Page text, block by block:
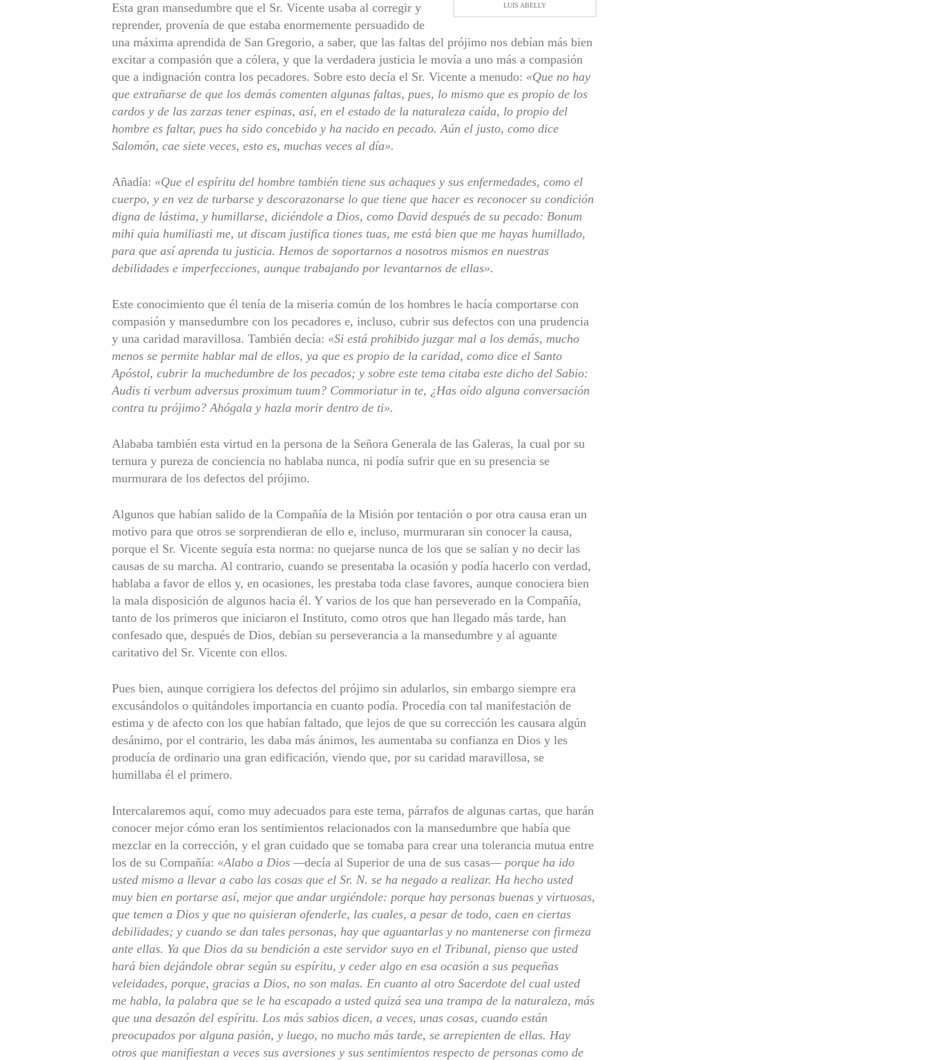
LUIS ABELLY
Esta gran mansedumbre que el Sr. Vicente usaba al corregir y
reprender, provenía de que estaba enormemente persuadido de
una máxima aprendida de San Gregorio, a saber, que las faltas del prójimo nos debían más bien
excitar a compasión que a cólera, y que la verdadera justicia le movía a uno más a compasión
que a indignación contra los pecadores. Sobre esto decía el Sr. Vicente a menudo: «Que no hay
que extrañarse de que los demás comenten algunas faltas, pues, lo mismo que es propio de los
cardos y de las zarzas tener espinas, así, en el estado de la naturaleza caída, lo propio del
hombre es faltar, pues ha sido concebido y ha nacido en pecado. Aún el justo, como dice
Salomón, cae siete veces, esto es, muchas veces al día».
Añadía: «Que el espíritu del hombre también tiene sus achaques y sus enfermedades, como el
cuerpo, y en vez de turbarse y descorazonarse lo que tiene que hacer es reconocer su condición
digna de lástima, y humillarse, diciéndole a Dios, como David después de su pecado: Bonum
mihi quia humiliasti me, ut discam justifica tiones tuas, me está bien que me hayas humillado,
para que así aprenda tu justicia. Hemos de soportarnos a nosotros mismos en nuestras
debilidades e imperfecciones, aunque trabajando por levantarnos de ellas».
Este conocimiento que él tenía de la miseria común de los hombres le hacía comportarse con
compasión y mansedumbre con los pecadores e, incluso, cubrir sus defectos con una prudencia
y una caridad maravillosa. También decía: «Si está prohibido juzgar mal a los demás, mucho
menos se permite hablar mal de ellos, ya que es propio de la caridad, como dice el Santo
Apóstol, cubrir la muchedumbre de los pecados; y sobre este tema citaba este dicho del Sabio:
Audis ti verbum adversus proximum tuum? Commoriatur in te, ¿Has oído alguna conversación
contra tu prójimo? Ahógala y hazla morir dentro de ti».
Alababa también esta virtud en la persona de la Señora Generala de las Galeras, la cual por su
ternura y pureza de conciencia no hablaba nunca, ni podía sufrir que en su presencia se
murmurara de los defectos del prójimo.
Algunos que habían salido de la Compañía de la Misión por tentación o por otra causa eran un
motivo para que otros se sorprendieran de ello e, incluso, murmuraran sin conocer la causa,
porque el Sr. Vicente seguía esta norma: no quejarse nunca de los que se salían y no decir las
causas de su marcha. Al contrario, cuando se presentaba la ocasión y podía hacerlo con verdad,
hablaba a favor de ellos y, en ocasiones, les prestaba toda clase favores, aunque conociera bien
la mala disposición de algunos hacia él. Y varios de los que han perseverado en la Compañía,
tanto de los primeros que iniciaron el Instituto, como otros que han llegado más tarde, han
confesado que, después de Dios, debían su perseverancia a la mansedumbre y al aguante
caritativo del Sr. Vicente con ellos.
Pues bien, aunque corrigiera los defectos del prójimo sin adularlos, sin embargo siempre era
excusándolos o quitándoles importancia en cuanto podía. Procedía con tal manifestación de
estima y de afecto con los que habían faltado, que lejos de que su corrección les causara algún
desánimo, por el contrario, les daba más ánimos, les aumentaba su confianza en Dios y les
producía de ordinario una gran edificación, viendo que, por su caridad maravillosa, se
humillaba él el primero.
Intercalaremos aquí, como muy adecuados para este tema, párrafos de algunas cartas, que harán
conocer mejor cómo eran los sentimientos relacionados con la mansedumbre que había que
mezclar en la corrección, y el gran cuidado que se tomaba para crear una tolerancia mutua entre
los de su Compañía: «Alabo a Dios —decía al Superior de una de sus casas— porque ha ido
usted mismo a llevar a cabo las cosas que el Sr. N. se ha negado a realizar. Ha hecho usted
muy bien en portarse así, mejor que andar urgiéndole: porque hay personas buenas y virtuosas,
que temen a Dios y que no quisieran ofenderle, las cuales, a pesar de todo, caen en ciertas
debilidades; y cuando se dan tales personas, hay que aguantarlas y no mantenerse con firmeza
ante ellas. Ya que Dios da su bendición a este servidor suyo en el Tribunal, pienso que usted
hará bien dejándole obrar según su espíritu, y ceder algo en esa ocasión a sus pequeñas
veleidades, porque, gracias a Dios, no son malas. En cuanto al otro Sacerdote del cual usted
me habla, la palabra que se le ha escapado a usted quizá sea una trampa de la naturaleza, más
que una desazón del espíritu. Los más sabios dicen, a veces, unas cosas, cuando están
preocupados por alguna pasión, y luego, no mucho más tarde, se arrepienten de ellas. Hay
otros que manifiestan a veces sus aversiones y sus sentimientos respecto de personas como de